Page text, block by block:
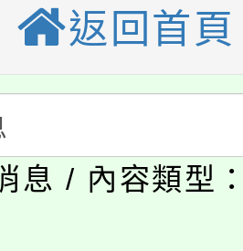
惠，詳情可洽有
增能研習
造教育及科技
習
活教案入校路
農教育專業人
」8/29、30在
返回首頁
息 / 內容類型